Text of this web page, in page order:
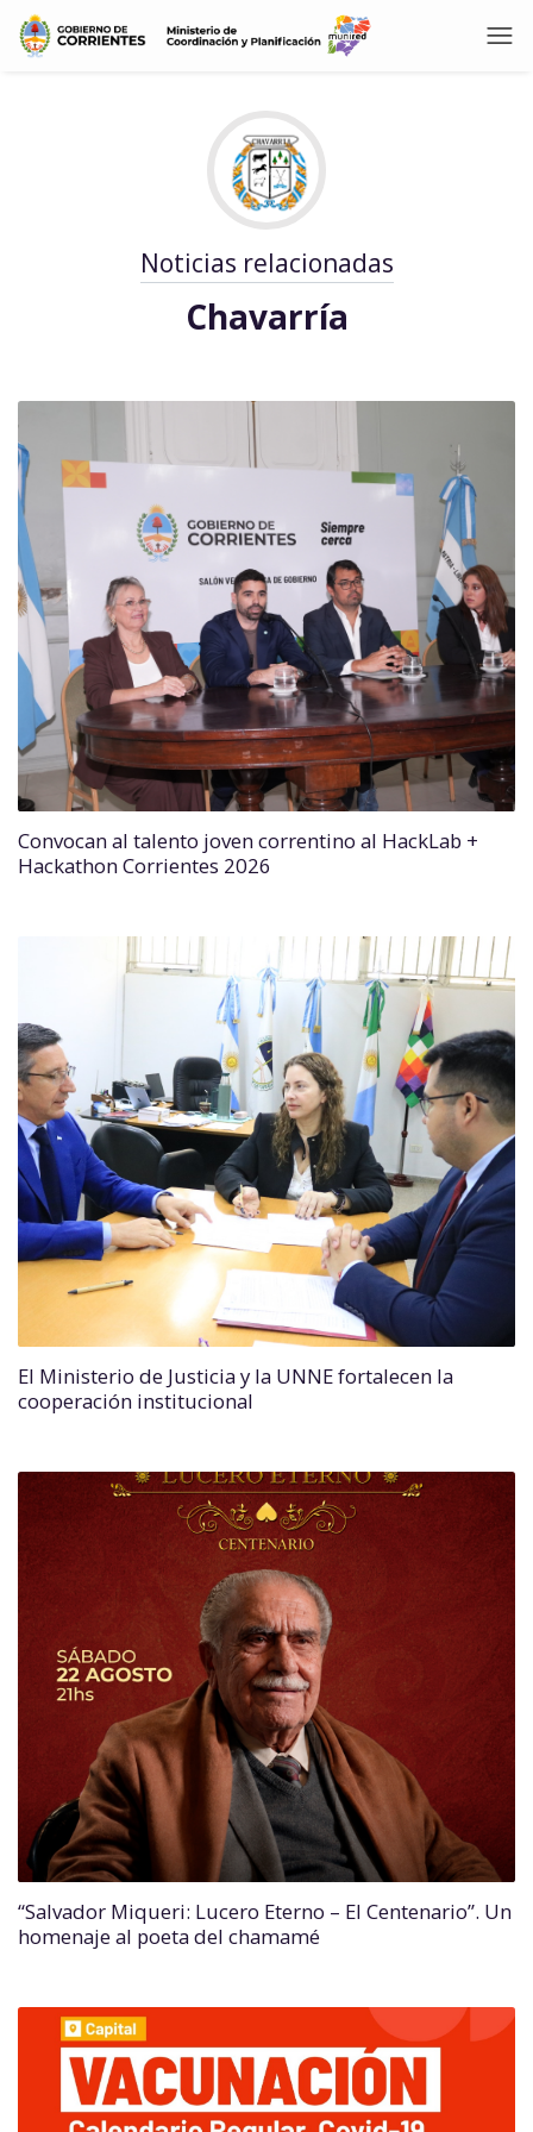
Noticias relacionadas
Chavarría
Convocan al talento joven correntino al HackLab +
Hackathon Corrientes 2026
El Ministerio de Justicia y la UNNE fortalecen la
cooperación institucional
“Salvador Miqueri: Lucero Eterno – El Centenario”. Un
homenaje al poeta del chamamé